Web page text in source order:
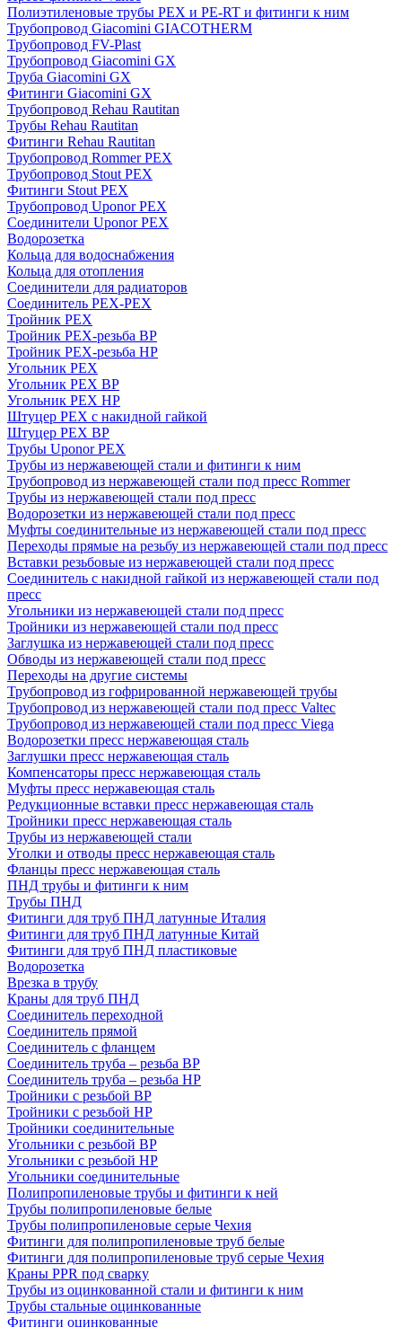
Полиэтиленовые трубы PEX и PE-RT и фитинги к ним
Трубопровод Giacomini GIACOTHERM
Трубопровод FV-Plast
Трубопровод Giacomini GX
Труба Giacomini GX
Фитинги Giacomini GX
Трубопровод Rehau Rautitan
Трубы Rehau Rautitan
Фитинги Rehau Rautitan
Трубопровод Rommer PEX
Трубопровод Stout PEX
Фитинги Stout PEX
Трубопровод Uponor PEX
Соединители Uponor PEX
Водорозетка
Кольца для водоснабжения
Кольца для отопления
Соединители для радиаторов
Соединитель PEX-PEX
Тройник PEX
Тройник PEX-резьба ВР
Тройник PEX-резьба НР
Угольник PEX
Угольник PEX ВР
Угольник PEX НР
Штуцер PEX c накидной гайкой
Штуцер PEX ВР
Трубы Uponor PEX
Трубы из нержавеющей стали и фитинги к ним
Трубопровод из нержавеющей стали под пресс Rommer
Трубы из нержавеющей стали под пресс
Водорозетки из нержавеющей стали под пресс
Муфты соединительные из нержавеющей стали под пресс
Переходы прямые на резьбу из нержавеющей стали под пресс
Вставки резьбовые из нержавеющей стали под пресс
Соединитель с накидной гайкой из нержавеющей стали под
пресс
Угольники из нержавеющей стали под пресс
Тройники из нержавеющей стали под пресс
Заглушка из нержавеющей стали под пресс
Обводы из нержавеющей стали под пресс
Переходы на другие системы
Трубопровод из гофрированной нержавеющей трубы
Трубопровод из нержавеющей стали под пресс Valtec
Трубопровод из нержавеющей стали под пресс Viega
Водорозетки пресс нержавеющая сталь
Заглушки пресс нержавеющая сталь
Компенсаторы пресс нержавеющая сталь
Муфты пресс нержавеющая сталь
Редукционные вставки пресс нержавеющая сталь
Тройники пресс нержавеющая сталь
Трубы из нержавеющей стали
Уголки и отводы пресс нержавеющая сталь
Фланцы пресс нержавеющая сталь
ПНД трубы и фитинги к ним
Трубы ПНД
Фитинги для труб ПНД латунные Италия
Фитинги для труб ПНД латунные Китай
Фитинги для труб ПНД пластиковые
Водорозетка
Врезка в трубу
Краны для труб ПНД
Соединитель переходной
Соединитель прямой
Соединитель с фланцем
Соединитель труба – резьба ВР
Соединитель труба – резьба НР
Тройники с резьбой ВР
Тройники с резьбой НР
Тройники соединительные
Угольники с резьбой ВР
Угольники с резьбой НР
Угольники соединительные
Полипропиленовые трубы и фитинги к ней
Трубы полипропиленовые белые
Трубы полипропиленовые серые Чехия
Фитинги для полипропиленовые труб белые
Фитинги для полипропиленовые труб серые Чехия
Краны PPR под сварку
Трубы из оцинкованной стали и фитинги к ним
Трубы стальные оцинкованные
Фитинги оцинкованные